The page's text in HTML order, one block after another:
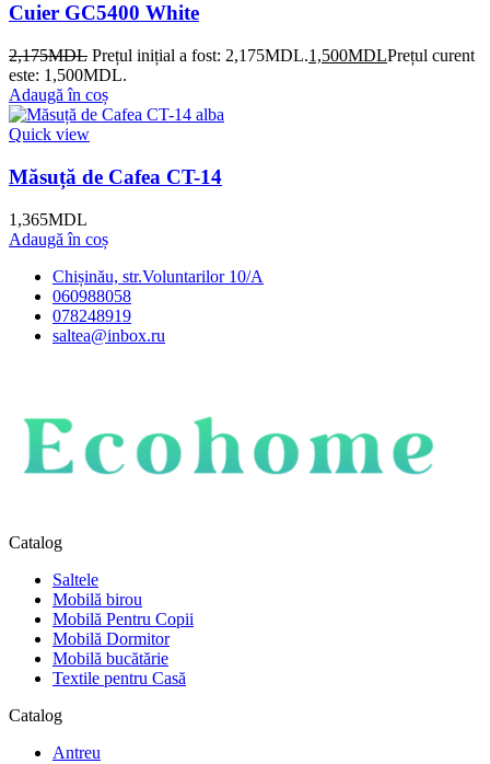
Cuier GC5400 White
2,175MDL Prețul inițial a fost: 2,175MDL.1,500MDLPrețul curent
este: 1,500MDL.
Adaugă în coș
Quick view
Măsuță de Cafea CT-14
1,365MDL
Adaugă în coș
Chișinău, str.Voluntarilor 10/A
060988058
078248919
saltea@inbox.ru
Catalog
Saltele
Mobilă birou
Mobilă Pentru Copii
Mobilă Dormitor
Mobilă bucătărie
Textile pentru Casă
Catalog
Antreu